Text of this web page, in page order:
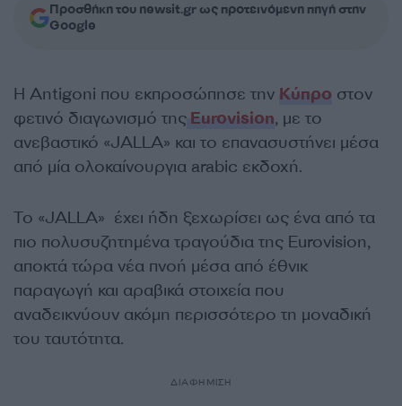
Προσθήκη του newsit.gr ως προτεινόμενη πηγή στην
Google
Η Antigoni που εκπροσώπησε την Κύπρο στον
φετινό διαγωνισμό της Eurovision, με το
ανεβαστικό «JALLA» και το επανασυστήνει μέσα
από μία ολοκαίνουργια arabic εκδοχή.
Το «JALLA» έχει ήδη ξεχωρίσει ως ένα από τα
πιο πολυσυζητημένα τραγούδια της Eurovision,
αποκτά τώρα νέα πνοή μέσα από έθνικ
παραγωγή και αραβικά στοιχεία που
αναδεικνύουν ακόμη περισσότερο τη μοναδική
του ταυτότητα.
ΔΙΑΦΗΜΙΣΗ